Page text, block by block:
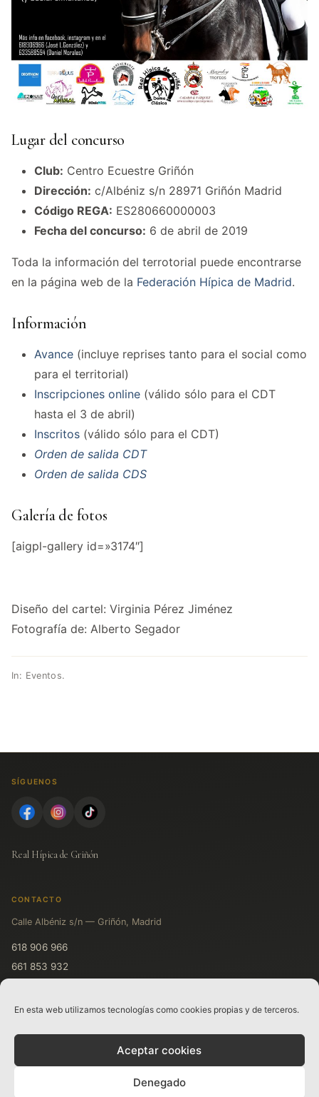
En esta web utilizamos tecnologías como cookies propias y de terceros.
Aceptar cookies
Denegado
Lugar del concurso
Club: Centro Ecuestre Griñón
Dirección: c/Albéniz s/n 28971 Griñón Madrid
Código REGA: ES280660000003
Fecha del concurso: 6 de abril de 2019
Toda la información del terrotorial puede encontrarse
en la página web de la Federación Hípica de Madrid.
Información
Avance (incluye reprises tanto para el social como
para el territorial)
Inscripciones online (válido sólo para el CDT
hasta el 3 de abril)
Inscritos (válido sólo para el CDT)
Orden de salida CDT
Orden de salida CDS
Galería de fotos
[aigpl-gallery id=»3174″]
Diseño del cartel: Virginia Pérez Jiménez
Fotografía de: Alberto Segador
In: Eventos.
SÍGUENOS
Real Hípica de Griñón
CONTACTO
Calle Albéniz s/n — Griñón, Madrid
618 906 966
661 853 932